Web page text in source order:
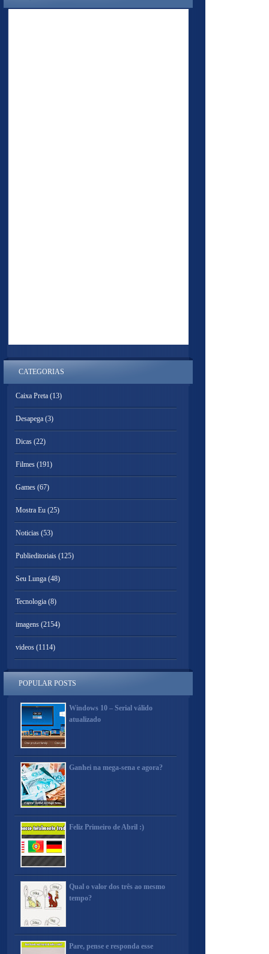
CATEGORIAS
Caixa Preta (13)
Desapega (3)
Dicas (22)
Filmes (191)
Games (67)
Mostra Eu (25)
Noticias (53)
Publieditoriais (125)
Seu Lunga (48)
Tecnologia (8)
imagens (2154)
videos (1114)
POPULAR POSTS
Windows 10 – Serial válido
atualizado
Ganhei na mega-sena e agora?
Feliz Primeiro de Abril :)
Qual o valor dos três ao mesmo
tempo?
Pare, pense e responda esse